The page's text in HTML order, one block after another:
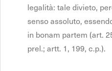
legalità: tale divieto,
senso assoluto,
in bonam partem (art.
prel.; artt. 1, 199, c.p.).